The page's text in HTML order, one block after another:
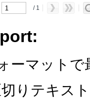
/ 1
ーマットで
りテキス